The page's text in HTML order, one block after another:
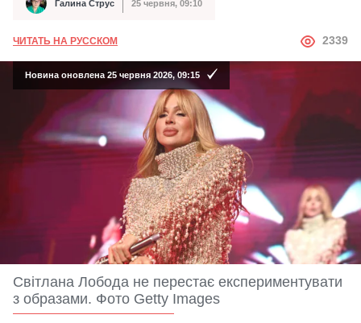
Автор Галина Струс
Дата публікації 25 червня, 09:10
ЧИТАТЬ НА РУССКОМ АВТОР
2339
Новина оновлена 25 червня 2026, 09:15
Світлана Лобода не перестає експериментувати
з образами. Фото Getty Images